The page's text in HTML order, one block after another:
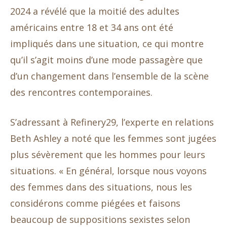
2024 a révélé que la moitié des adultes
américains entre 18 et 34 ans ont été
impliqués dans une situation, ce qui montre
qu’il s’agit moins d’une mode passagère que
d’un changement dans l’ensemble de la scène
des rencontres contemporaines.
S’adressant à Refinery29, l’experte en relations
Beth Ashley a noté que les femmes sont jugées
plus sévèrement que les hommes pour leurs
situations. « En général, lorsque nous voyons
des femmes dans des situations, nous les
considérons comme piégées et faisons
beaucoup de suppositions sexistes selon